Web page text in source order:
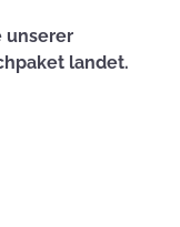
unserer
landet.